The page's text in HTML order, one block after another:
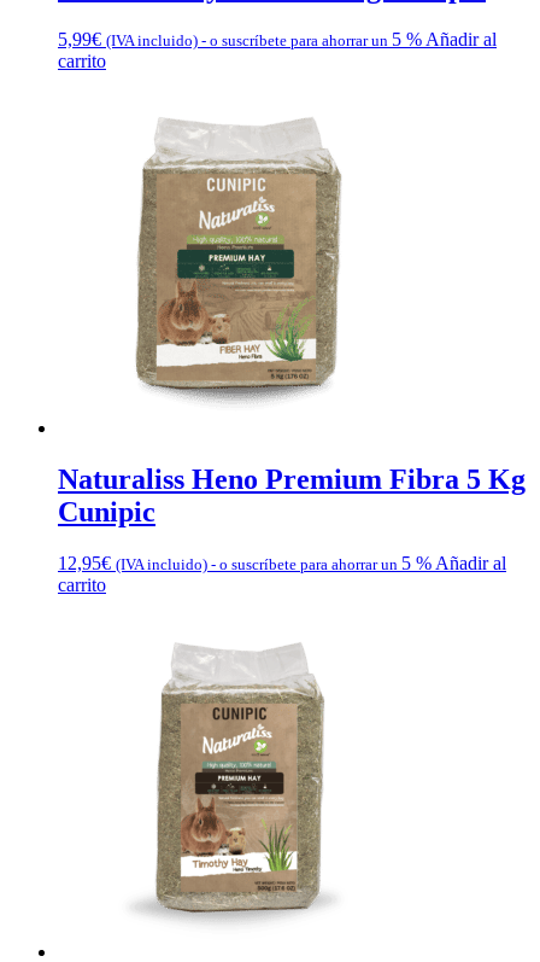
5,99€ (IVA incluido) - o suscríbete para ahorrar un 5 % Añadir al
carrito
Naturaliss Heno Premium Fibra 5 Kg
Cunipic
12,95€ (IVA incluido) - o suscríbete para ahorrar un 5 % Añadir al
carrito